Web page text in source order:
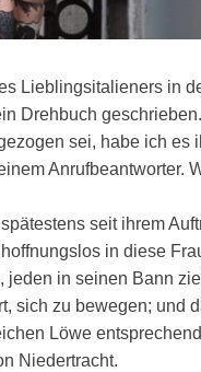
Lieblingsitalieners in
Drehbuch
sei, habe ich es
Anrufbeantworter.
seit ihrem
in diese
jeden in seinen Bann
sich zu bewegen; und
Löwe
Niedertracht.